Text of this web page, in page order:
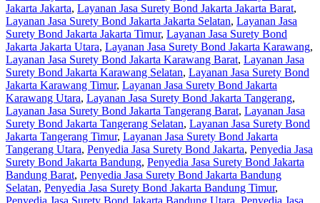
Jakarta Jakarta, Layanan Jasa Surety Bond Jakarta Jakarta Barat,
Layanan Jasa Surety Bond Jakarta Jakarta Selatan, Layanan Jasa
Surety Bond Jakarta Jakarta Timur, Layanan Jasa Surety Bond
Jakarta Jakarta Utara, Layanan Jasa Surety Bond Jakarta Karawang,
Layanan Jasa Surety Bond Jakarta Karawang Barat, Layanan Jasa
Surety Bond Jakarta Karawang Selatan, Layanan Jasa Surety Bond
Jakarta Karawang Timur, Layanan Jasa Surety Bond Jakarta
Karawang Utara, Layanan Jasa Surety Bond Jakarta Tangerang,
Layanan Jasa Surety Bond Jakarta Tangerang Barat, Layanan Jasa
Surety Bond Jakarta Tangerang Selatan, Layanan Jasa Surety Bond
Jakarta Tangerang Timur, Layanan Jasa Surety Bond Jakarta
Tangerang Utara, Penyedia Jasa Surety Bond Jakarta, Penyedia Jasa
Surety Bond Jakarta Bandung, Penyedia Jasa Surety Bond Jakarta
Bandung Barat, Penyedia Jasa Surety Bond Jakarta Bandung
Selatan, Penyedia Jasa Surety Bond Jakarta Bandung Timur,
Penyedia Jasa Surety Bond Jakarta Bandung Utara, Penyedia Jasa